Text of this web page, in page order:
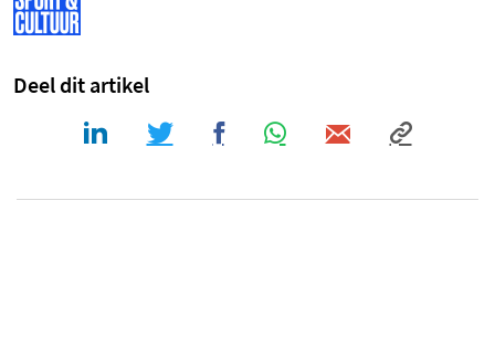
Deel dit artikel